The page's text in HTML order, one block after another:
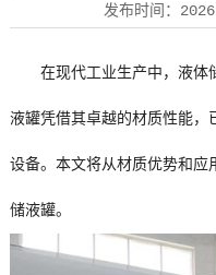
发布时间：
在现代工业生产中，液体
液罐凭借其卓越的材质性能，
设备。本文将从材质优势和应
储液罐。